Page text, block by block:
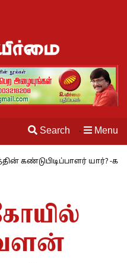
Search · Menu
யார்? -கார்குழலி
வளன்